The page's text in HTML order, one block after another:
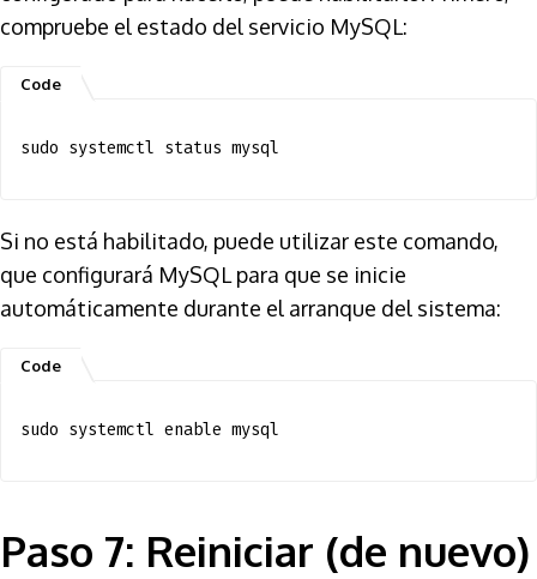
compruebe el estado del servicio MySQL:
sudo systemctl status mysql
Si no está habilitado, puede utilizar este comando,
que configurará MySQL para que se inicie
automáticamente durante el arranque del sistema:
sudo systemctl enable mysql
Paso 7: Reiniciar (de nuevo)